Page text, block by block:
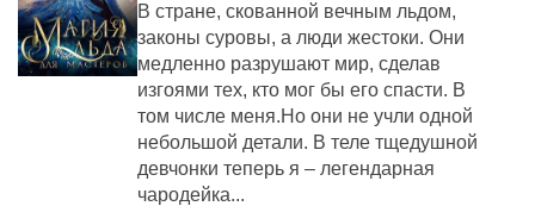
В стране, скованной вечным льдом,
законы суровы, а люди жестоки. Они
медленно разрушают мир, сделав
изгоями тех, кто мог бы его спасти. В
том числе меня.Но они не учли одной
небольшой детали. В теле тщедушной
девчонки теперь я – легендарная
чародейка...